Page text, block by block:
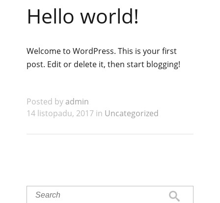
Hello world!
Welcome to WordPress. This is your first
post. Edit or delete it, then start blogging!
Posted by admin
14 listopadu, 2017 in Uncategorized